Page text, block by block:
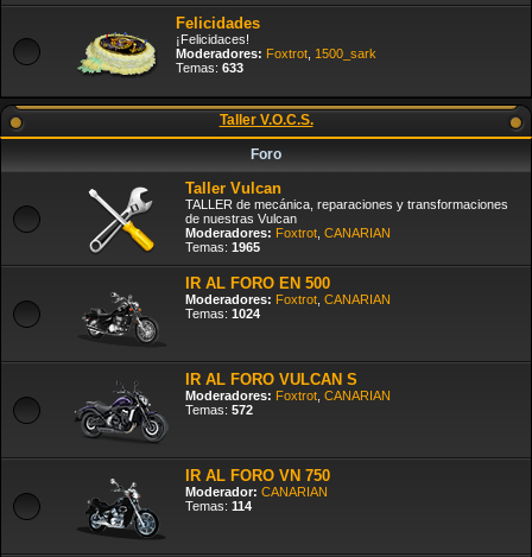
Felicidades
¡Felicidaces!
Moderadores: Foxtrot 1500_sark
Temas: 633
Taller V.O.C.S.
Foro
Taller Vulcan
TALLER de mecánica, reparaciones y transformaciones
de nuestras Vulcan
Moderadores: Foxtrot CANARIAN
Temas: 1965
IR AL FORO EN 500
Moderadores: Foxtrot CANARIAN
Temas: 1024
IR AL FORO VULCAN S
Moderadores: Foxtrot CANARIAN
Temas: 572
IR AL FORO VN 750
Moderador: CANARIAN
Temas: 114